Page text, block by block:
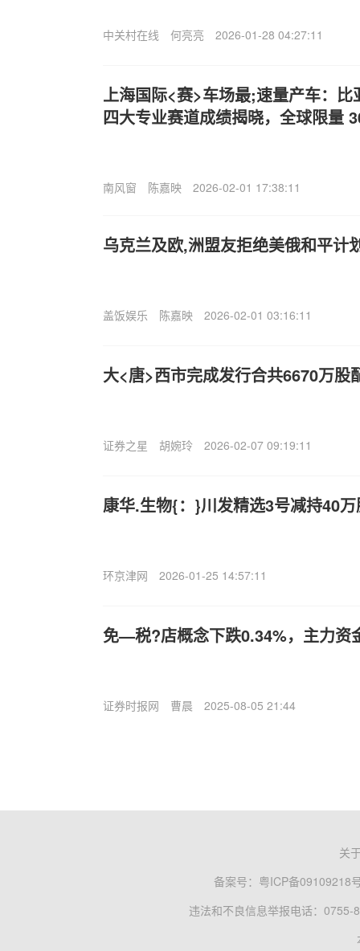
中关村在线 何亮亮 2026-01-28 04:27:11
上海国际<赛>车场最;速量产车：
四大专业赛道成绩揭晓，全球限量
南风窗 陈嘉映 2026-02-01 17:38:11
乌克兰及欧,洲盟友拒绝美俄和平计
盖饭娱乐 陈嘉映 2026-02-01 03:16:11
大<唐>西市完成发行合共6670万股
证券之星 胡婉玲 2026-02-07 09:19:11
康华.生物{：}川发精选3号减持40
环京津网 2026-01-25 14:57:11
免—税?店概念下跌0.34%，主力资
证券时报网 曹晨 2025-08-05 21:44
关
备案号： 粤ICP备09109218
违法和不良信息举报电话：0755-